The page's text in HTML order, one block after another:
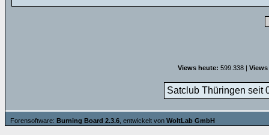
Views heute: 599.338 |
Satclub Thüringen seit
Forensoftware: Burning Board 2.3.6 , entwickelt von WoltLab GmbH